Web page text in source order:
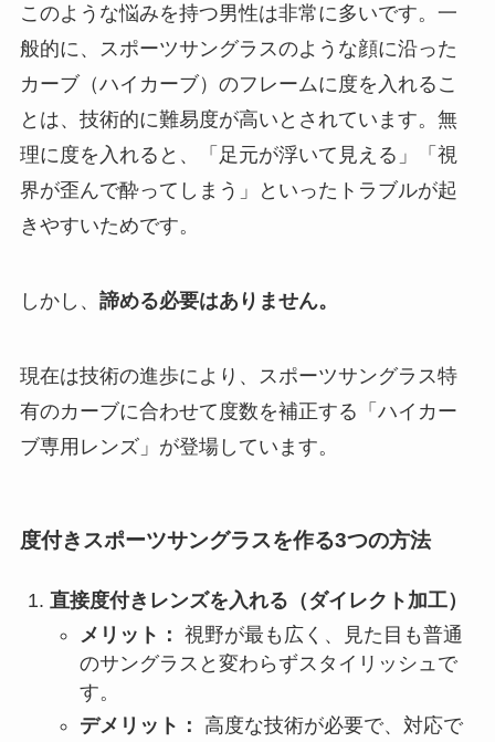
このような悩みを持つ男性は非常に多いです。一
般的に、スポーツサングラスのような顔に沿った
カーブ（ハイカーブ）のフレームに度を入れるこ
とは、技術的に難易度が高いとされています。無
理に度を入れると、「足元が浮いて見える」「視
界が歪んで酔ってしまう」といったトラブルが起
きやすいためです。
しかし、 諦める必要はありません。
現在は技術の進歩により、スポーツサングラス特
有のカーブに合わせて度数を補正する「ハイカー
ブ専用レンズ」が登場しています。
度付きスポーツサングラスを作る3つの方法
直接度付きレンズを入れる（ダイレクト加工）
メリット： 視野が最も広く、見た目も普通
のサングラスと変わらずスタイリッシュで
す。
デメリット：
高度な技術が必要で、対応で